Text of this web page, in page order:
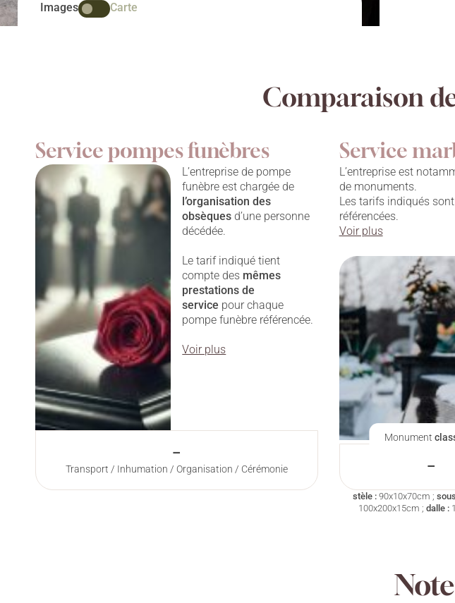
Images Carte
Comparaison
Service pompes funèbres
L’entreprise de pompe
funèbre est chargée de
l’organisation des
obsèques d’une personne
décédée.
Le tarif indiqué tient
compte des mêmes
prestationsde
service pour chaque
pompe funèbre référencée.
Voir plus
–
Transport / Inhumation / Organisation / Cérémonie
Service
L’entreprise est
de monuments.
Les tarifs indiqués
référencées.
Voir plus
Monument
–
stèle : 90x10x70cm ;
100x200x15cm ;dalle :